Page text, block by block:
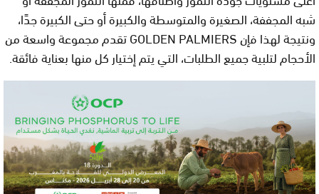
شبه المجففة، الصغيرة والمتوسطة والكبيرة أو حتى الكبيرة جدًا،
ونتيجة لهذا فإن GOLDEN PALMIERS تقدم مجموعة واسعة من
الأحجام لتلبية جميع الطلبات، التي يتم إختيار كل منها بعناية فائقة.